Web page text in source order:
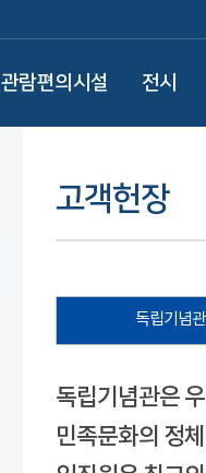
관람편의시설 전시
고객헌장
독립기념
독립기념관은
민족문화의 정